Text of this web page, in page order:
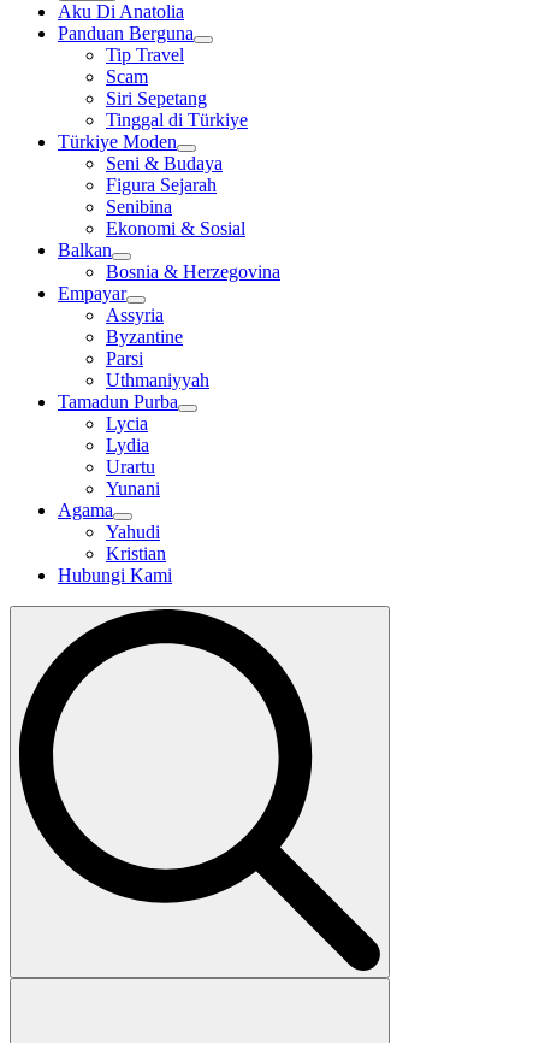
Aku Di Anatolia
Panduan Berguna
Tip Travel
Scam
Siri Sepetang
Tinggal di Türkiye
Türkiye Moden
Seni & Budaya
Figura Sejarah
Senibina
Ekonomi & Sosial
Balkan
Bosnia & Herzegovina
Empayar
Assyria
Byzantine
Parsi
Uthmaniyyah
Tamadun Purba
Lycia
Lydia
Urartu
Yunani
Agama
Yahudi
Kristian
Hubungi Kami
Search